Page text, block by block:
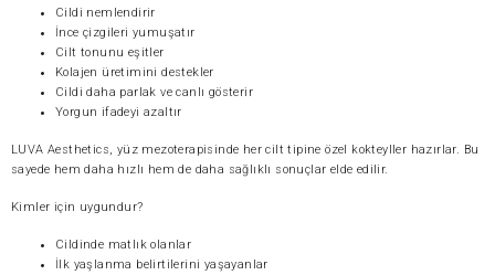
Cildi nemlendirir
İnce çizgileri yumuşatır
Cilt tonunu eşitler
Kolajen üretimini destekler
Cildi daha parlak ve canlı gösterir
Yorgun ifadeyi azaltır
LUVA Aesthetics, yüz mezoterapisinde her cilt tipine özel kokteyller hazırlar. Bu
sayede hem daha hızlı hem de daha sağlıklı sonuçlar elde edilir.
Kimler için uygundur?
Cildinde matlık olanlar
İlk yaşlanma belirtilerini yaşayanlar